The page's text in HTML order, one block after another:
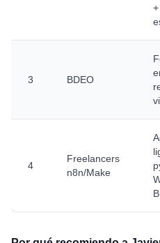
3 BDEO
4
Freelancers
n8n/Make